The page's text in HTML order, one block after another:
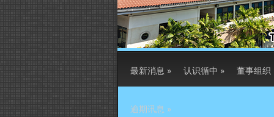
最新消息 » 认识循中 » 董事组织
逾期讯息 »